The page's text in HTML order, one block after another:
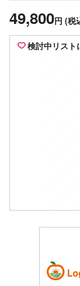
49,800円 (税
検討中リスト